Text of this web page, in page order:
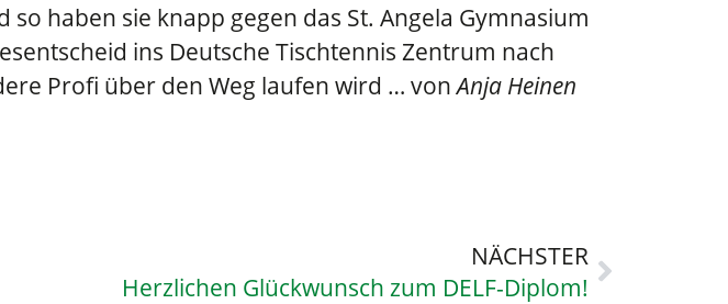
haben sie knapp gegen das St. Angela Gymnasium
ins Deutsche Tischtennis Zentrum nach
Profi über den Weg laufen wird … vonAnja Heinen
NÄCHSTER
Herzlichen Glückwunsch zum DELF-Diplom!